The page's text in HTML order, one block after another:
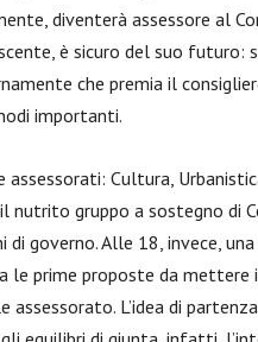
diventerà assessore al
è sicuro del suo futuro:
che premia il
importanti.
Cultura,
gruppo a sostegno di
governo. Alle 18, invece,
le prime proposte da
assessorato. L’idea di